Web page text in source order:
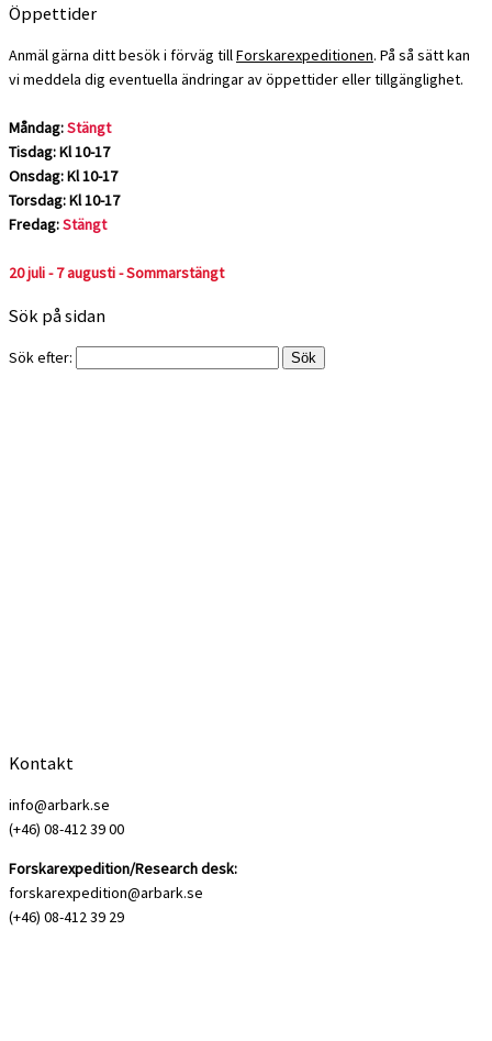
Öppettider
Anmäl gärna ditt besök i förväg tillForskarexpeditionen. På så sätt kan
vi meddela dig eventuella ändringar av öppettider eller tillgänglighet.
Måndag:Stängt
Tisdag: Kl 10-17
Onsdag: Kl 10-17
Torsdag: Kl 10-17
Fredag:Stängt
20 juli - 7 augusti - Sommarstängt
Sök på sidan
Sök efter:
Kontakt
info@arbark.se
(+46) 08-412 39 00
Forskarexpedition/Research desk:
forskarexpedition@arbark.se
(+46) 08-412 39 29